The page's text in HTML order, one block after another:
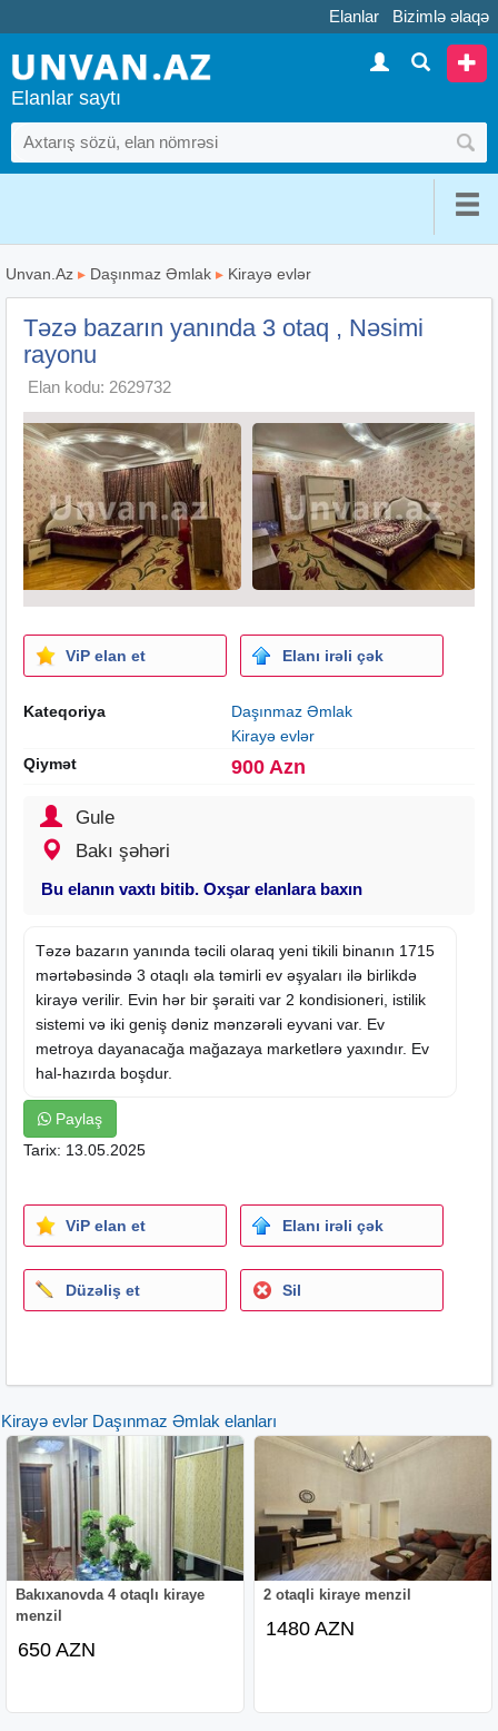
Elanlar Bizimlə əlaqə
Elanlar saytı
Unvan.Az ▸ Daşınmaz Əmlak ▸ Kirayə evlər
Təzə bazarın yanında 3 otaq , Nəsimi
rayonu
Elan kodu: 2629732
ViP elan et Elanı irəli çək
Kateqoriya
Daşınmaz Əmlak
Kirayə evlər
Qiymət
900 Azn
Gule
Bakı şəhəri
Bu elanın vaxtı bitib. Oxşar elanlara baxın
Təzə bazarın yanında təcili olaraq yeni tikili binanın 1715
mərtəbəsində 3 otaqlı əla təmirli ev əşyaları ilə birlikdə
kirayə verilir. Evin hər bir şəraiti var 2 kondisioneri, istilik
sistemi və iki geniş dəniz mənzərəli eyvani var. Ev
metroya dayanacağa mağazaya marketlərə yaxındır. Ev
hal-hazırda boşdur.
Paylaş
Tarix: 13.05.2025
ViP elan et Elanı irəli çək
Düzəliş et Sil
Kirayə evlər Daşınmaz Əmlak elanları
Bakıxanovda 4 otaqlı kiraye
menzil
650 AZN
2 otaqli kiraye menzil
1480 AZN